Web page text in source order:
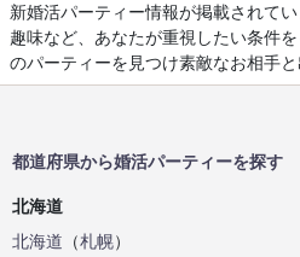
新婚活パーティー情報が掲載されて
趣味など、あなたが重視したい条件
のパーティーを見つけ素敵なお相手と
都道府県から婚活パーティーを探す
北海道
北海道 （札幌）